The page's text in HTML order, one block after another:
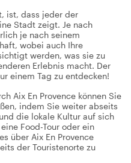
ist, dass jeder der
Stadt zeigt. Je nach
je nach seinem
wobei auch Ihre
werden, was sie zu
Erlebnis macht. Der
einem Tag zu entdecken!
Aix En Provence können Sie
indem Sie weiter abseits
die lokale Kultur auf sich
Food-Tour oder ein
über Aix En Provence
der Touristenorte zu